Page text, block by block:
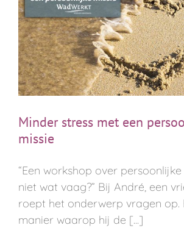
Minder stress met een
missie
“Een workshop over
niet wat vaag?” Bĳ André, een
roept het onderwerp vragen op.
manier waarop hĳ de [...]